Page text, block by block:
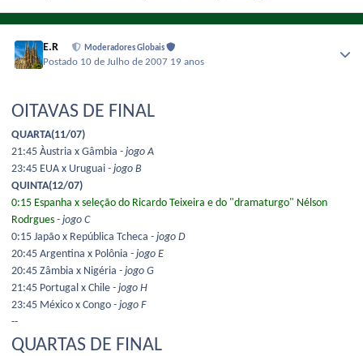
E.R Moderadores Globais
Postado 10 de Julho de 2007 19 anos
OITAVAS DE FINAL
QUARTA(11/07)
21:45 Àustria x Gâmbia - jogo A
23:45 EUA x Uruguai - jogo B
QUINTA(12/07)
0:15 Espanha x seleção do Ricardo Teixeira e do "dramaturgo" Nélson
Rodrgues - jogo C
0:15 Japão x República Tcheca - jogo D
20:45 Argentina x Polônia - jogo E
20:45 Zâmbia x Nigéria - jogo G
21:45 Portugal x Chile - jogo H
23:45 México x Congo - jogo F
--
QUARTAS DE FINAL